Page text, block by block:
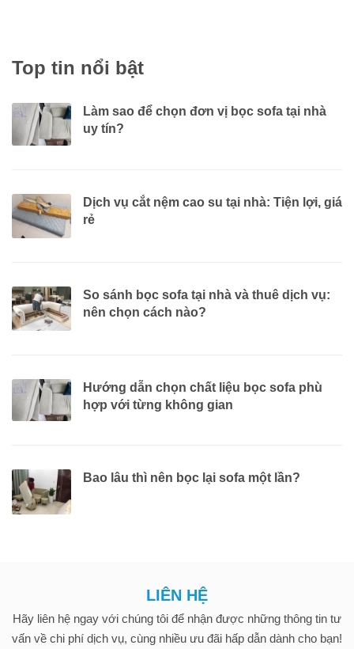
Top tin nổi bật
Làm sao để chọn đơn vị bọc sofa tại nhà
uy tín?
Dịch vụ cắt nệm cao su tại nhà: Tiện lợi, giá
rẻ
So sánh bọc sofa tại nhà và thuê dịch vụ:
nên chọn cách nào?
Hướng dẫn chọn chất liệu bọc sofa phù
hợp với từng không gian
Bao lâu thì nên bọc lại sofa một lần?
LIÊN HỆ
Hãy liên hệ ngay với chúng tôi để nhận được những thông tin tư
vấn về chi phí dịch vụ, cùng nhiều ưu đãi hấp dẫn dành cho bạn!